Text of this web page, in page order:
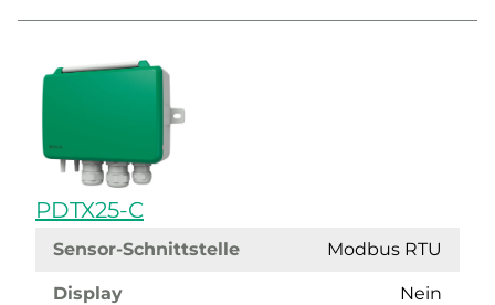
PDTX25-C
Sensor-Schnittstelle Modbus RTU
Display Nein